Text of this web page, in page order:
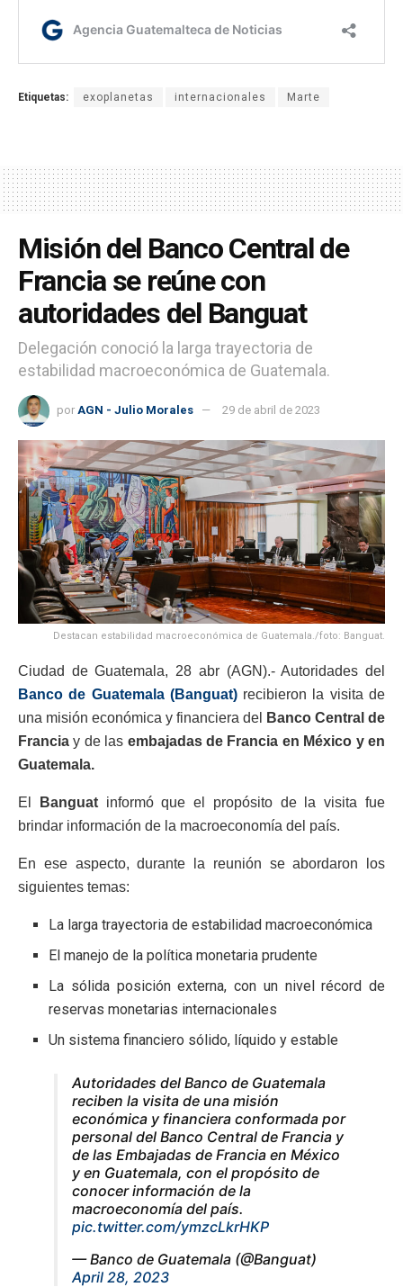
Etiquetas: exoplanetas internacionales Marte
Misión del Banco Central de
Francia se reúne con
autoridades del Banguat
Delegación conoció la larga trayectoria de
estabilidad macroeconómica de Guatemala.
por AGN - Julio Morales 29 de abril de 2023
Destacan estabilidad macroeconómica de Guatemala./foto: Banguat.
Ciudad de Guatemala, 28 abr (AGN).- Autoridades del
Banco de Guatemala (Banguat) recibieron la visita de
una misión económica y financiera del
Banco Central de
Francia y de las embajadas de Francia en México y en
Guatemala.
El Banguatinformó que el propósito de la visita fue
brindar información de la macroeconomía del país.
En ese aspecto, durante la reunión se abordaron los
siguientes temas:
La larga trayectoria de estabilidad macroeconómica
El manejo de la política monetaria prudente
La sólida posición externa, con un nivel récord de
reservas monetarias internacionales
Un sistema financiero sólido, líquido y estable
Autoridades del Banco de Guatemala
reciben la visita de una misión
económica y financiera conformada por
personal del Banco Central de Francia y
de las Embajadas de Francia en México
y en Guatemala, con el propósito de
conocer información de la
macroeconomía del país.
pic.twitter.com/ymzcLkrHKP
— Banco de Guatemala (@Banguat)
April 28, 2023